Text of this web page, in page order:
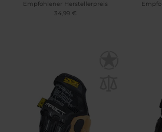
Empfohlener Herstellerpreis
34,99 €